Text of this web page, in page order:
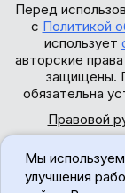
Перед
с Политикой
использует
авторские
защищены.
обязательна
Правовой
Мы
улучшения